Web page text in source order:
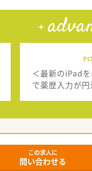
＜最新のiPad
で薬歴入力が円
この求人に
問い合わせる